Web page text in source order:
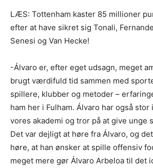
LÆS: Tottenham kaster 85 millioner
efter at have sikret sig Tonali,
Senesi og Van Hecke!
-Álvaro er, efter eget udsagn, meget
brugt værdifuld tid sammen med
spillere, klubber og metoder –
ham her i Fulham. Álvaro har også
vores akademi og tror på at give unge
Det var dejligt at høre fra Álvaro, og
høre, at han ønsker at spille offensiv
meget mere gør Álvaro Arbeloa til det